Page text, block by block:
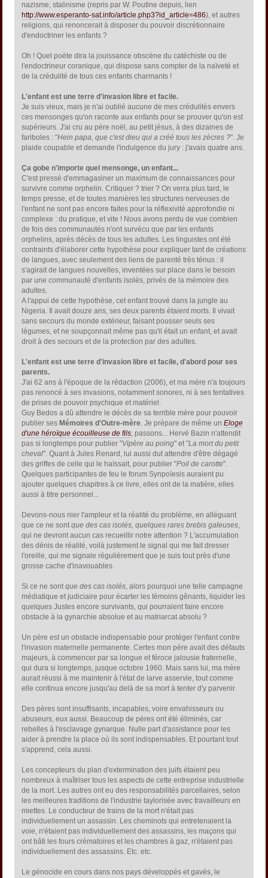
nazisme, stalinisme (repris par W. Poutine depuis, lien
http://www.esperanto-sat.info/article.php3?id_article=486), et autres
religions, qui renoncerait à disposer du pouvoir discrétionnaire
d'endoctriner les enfants ?
Oh ! Quel poète dira la jouissance obscène du catéchiste ou de
l'endoctrineur coranique, qui dispose sans compter de la naïveté et
de la crédulité de tous ces enfants charmants !
L'enfant est une terre d'invasion libre et facile.
Je suis vieux, mais je n'ai oublié aucune de mes crédulités envers
ces mensonges qu'on raconte aux enfants pour se prouver qu'on est
supérieurs. J'ai cru au père noël, au petit jésus, à des dizaines de
fariboles : "Hein papa, que c'est dieu qui a créé tous les zècres ?". Je
plaide coupable et demande l'indulgence du jury : j'avais quatre ans.
Ça gobe n'importe quel mensonge, un enfant...
C'est pressé d'emmagasiner un maximum de connaissances pour
survivre comme orphelin. Critiquer ? trier ? On verra plus tard, le
temps presse, et de toutes manières les structures nerveuses de
l'enfant ne sont pas encore faites pour la réflexivité approfondie ni
complexe : du pratique, et vite ! Nous avons perdu de vue combien
de fois des communautés n'ont survécu que par les enfants
orphelins, après décès de tous les adultes. Les linguistes ont été
contraints d'élaborer cette hypothèse pour expliquer tant de créations
de langues, avec seulement des liens de parenté très ténus : il
s'agirait de langues nouvelles, inventées sur place dans le besoin
par une communauté d'enfants isolés, privés de la mémoire des
adultes.
A l'appui de cette hypothèse, cet enfant trouvé dans la jungle au
Nigeria. Il avait douze ans, ses deux parents étaient morts. Il vivait
sans secours du monde extérieur, faisant pousser seuls ses
légumes, et ne soupçonnait même pas qu'il était un enfant, et avait
droit à des secours et de la protection par des adultes.
L'enfant est une terre d'invasion libre et facile, d'abord pour ses
parents.
J'ai 62 ans à l'époque de la rédaction (2006), et ma mère n'a toujours
pas renoncé à ses invasions, notamment sonores, ni à ses tentatives
de prises de pouvoir psychique et matériel.
Guy Bedos a dû attendre le décès de sa terrible mère pour pouvoir
publier ses Mémoires d'Outre-mère. Je prépare de même unEloge
d'une héroïque écouilleuse de fils, passons... Hervé Bazin n'attendit
pas si longtemps pour publier "Vipère au poing" et "La mort du petit
cheval". Quant à Jules Renard, lui aussi dut attendre d'être dégagé
des griffes de celle qui le haïssait, pour publier "Poil de carotte".
Quelques participantes de feu le forum Synpoïesis auraient pu
ajouter quelques chapitres à ce livre, elles ont de la matière, elles
aussi à titre personnel...
Devons-nous nier l'ampleur et la réalité du problème, en alléguant
que ce ne sontque des cas isolés, quelques rares brebis galeuses,
qui ne devront aucun cas recueillir notre attention ? L'accumulation
des dénis de réalité, voilà justement le signal qui me fait dresser
l'oreille, qui me signale régulièrement que je suis tout près d'une
grosse cache d'inavouables.
Si ce ne sontque des cas isolés, alors pourquoi une telle campagne
médiatique et judiciaire pour écarter les témoins gênants, liquider les
quelques Justes encore survivants, qui pourraient faire encore
obstacle à la gynarchie absolue et au matriarcat absolu ?
Un père est un obstacle indispensable pour protéger l'enfant contre
l'invasion maternelle permanente. Certes mon père avait des défauts
majeurs, à commencer par sa longue et féroce jalousie fraternelle,
qui dura si longtemps, jusque octobre 1960. Mais sans lui, ma mère
aurait réussi à me maintenir à l'état de larve asservie, tout comme
elle continua encore jusqu'au delà de sa mort à tenter d'y parvenir.
Des pères sont insuffisants, incapables, voire envahisseurs ou
abuseurs, eux aussi. Beaucoup de pères ont été éliminés, car
rebelles à l'esclavage gynarque. Nulle part d'assistance pour les
aider à prendre la place où ils sont indispensables. Et pourtant tout
s'apprend, cela aussi.
Les concepteurs du plan d'extermination des juifs étaient peu
nombreux à maîtriser tous les aspects de cette entreprise industrielle
de la mort. Les autres ont eu des responsabilités parcellaires, selon
les meilleures traditions de l'industrie taylorisée avec travailleurs en
miettes. Le conducteur de trains de la mort n'était pas
individuellement un assassin. Les cheminots qui entretenaient la
voie, n'étaient pas individuellement des assassins, les maçons qui
ont bâti les fours crématoires et les chambres à gaz, n'étaient pas
individuellement des assassins. Etc. etc.
Le génocide en cours dans nos pays développés et gavés, le